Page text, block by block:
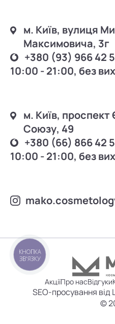
м. Київ, вулиця
Максимовича, 3г
+380 (93) 966 42
10:00 - 21:00, без
м. Київ,
Союзу, 49
+380 (66) 866 42
10:00 - 21:00, без
АкціїПро насВідгуки
SEO-просування
©
КНОПКА
ЗВ'ЯЗКУ